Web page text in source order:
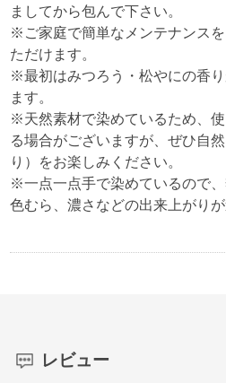
ましてから包んで下さい。
※ご家庭で簡単なメンテナンス
ただけます。
※最初はみつろう・松やにの香
ます。
※天然素材で染めているため、
る場合がございますが、ぜひ自
り）をお楽しみください。
※一点一点手で染めているので
色むら、濃さなどの出来上がりが
レビュー